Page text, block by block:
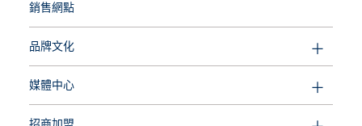
銷售網點
品牌文化
媒體中心